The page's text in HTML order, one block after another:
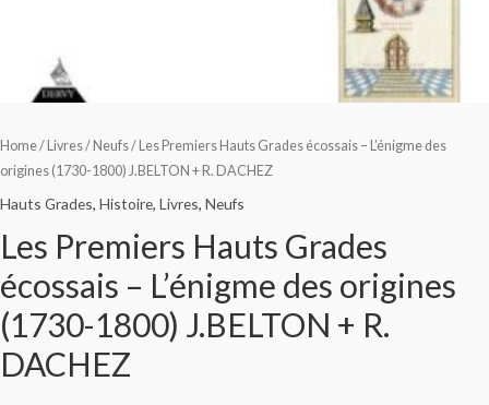
Home/ Livres/ Neufs/ Les Premiers Hauts Grades écossais – L’énigme des
origines (1730-1800) J.BELTON + R. DACHEZ
Hauts Grades, Histoire, Livres, Neufs
Les Premiers Hauts Grades
écossais – L’énigme des origines
(1730-1800) J.BELTON + R.
DACHEZ